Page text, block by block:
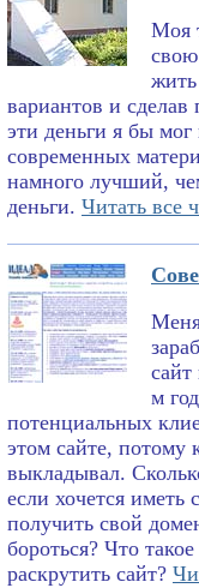
Моя
вариантов и
эти деньги я бы
современных
намного лучший,
деньги. Читать все
м
потенциальных
этом сайте, потому
выкладывал.
если хочется иметь
получить свой
бороться? Что
раскрутить сайт?